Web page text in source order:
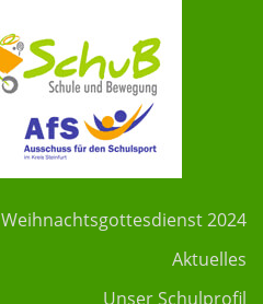
Weihnachtsgottesdienst 2024
Aktuelles
Unser Schulprofil